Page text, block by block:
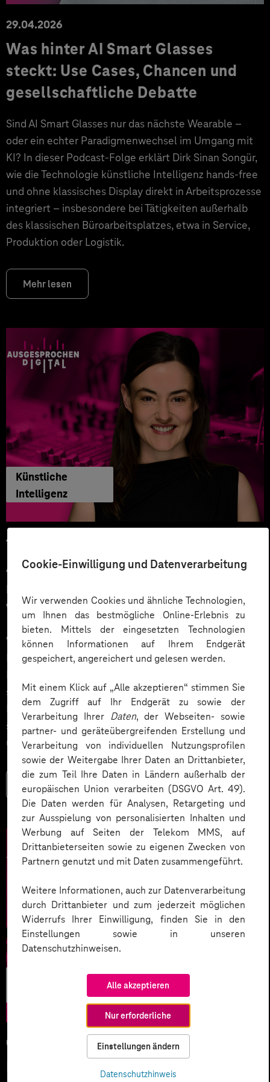
Cookie-Einwilligung und Datenverarbeitung
Wir verwenden Cookies und ähnliche Technologien,
um Ihnen das bestmögliche Online-Erlebnis zu
bieten. Mittels der eingesetzten Technologien
können Informationen auf Ihrem Endgerät
gespeichert, angereichert und gelesen werden.
Mit einem Klick auf „Alle akzeptieren“ stimmen Sie
dem Zugriff auf Ihr Endgerät zu sowie der
Verarbeitung Ihrer Daten, der Webseiten- sowie
partner- und geräteübergreifenden Erstellung und
Verarbeitung von individuellen Nutzungsprofilen
sowie der Weitergabe Ihrer Daten an Drittanbieter,
die zum Teil Ihre Daten in Ländern außerhalb der
europäischen Union verarbeiten (DSGVO Art. 49).
Die Daten werden für Analysen, Retargeting und
zur Ausspielung von personalisierten Inhalten und
Werbung auf Seiten der Telekom MMS, auf
Drittanbieterseiten sowie zu eigenen Zwecken von
Partnern genutzt und mit Daten zusammengeführt.
Weitere Informationen, auch zur Datenverarbeitung
durch Drittanbieter und zum jederzeit möglichen
Widerrufs Ihrer Einwilligung, finden Sie in den
Einstellungen sowie in unseren
Datenschutzhinweisen.
Alle akzeptieren
Nur erforderliche
Einstellungen ändern
Datenschutzhinweis
29.04.2026
Was hinter AI Smart Glasses
steckt: Use Cases, Chancen und
gesellschaftliche Debatte
Sind AI Smart Glasses nur das nächste Wearable –
oder ein echter Paradigmenwechsel im Umgang mit
KI? In dieser Podcast-Folge erklärt Dirk Sinan Songür,
wie die Technologie künstliche Intelligenz hands-free
und ohne klassisches Display direkt in Arbeitsprozesse
integriert – insbesondere bei Tätigkeiten außerhalb
des klassischen Büroarbeitsplatzes, etwa in Service,
Produktion oder Logistik.
Mehr lesen
Künstliche
Intelligenz
12.03.2026
Automatisiert gedacht,
menschlich gewünscht: Die
Wahrheit über KI im Kundendialog
Wie gelingt Conversational AI wirklich – jenseits von
Hype und „Magic Button“? Im Podcast erklärt Dr.
Laura Dreessen, warum erfolgreiche KI‑Dialogsysteme
strategische Beratung, gutes UX‑Design, klare
Prozesse und realistische Erwartungen brauchen. Ein
spannender Blick auf das Zusammenspiel von Mensch
und KI.
Mehr lesen
05.02.2026
KI-Wettlauf 2026: Innovationen,